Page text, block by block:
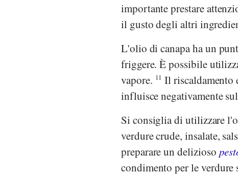
importante prestare
il gusto degli altri
L'olio di canapa ha un
friggere. È possibile
vapore. 11 Il riscaldamento
influisce negativamente
Si consiglia di utilizzare
verdure crude, insalate,
preparare un delizioso
condimento per le verdure